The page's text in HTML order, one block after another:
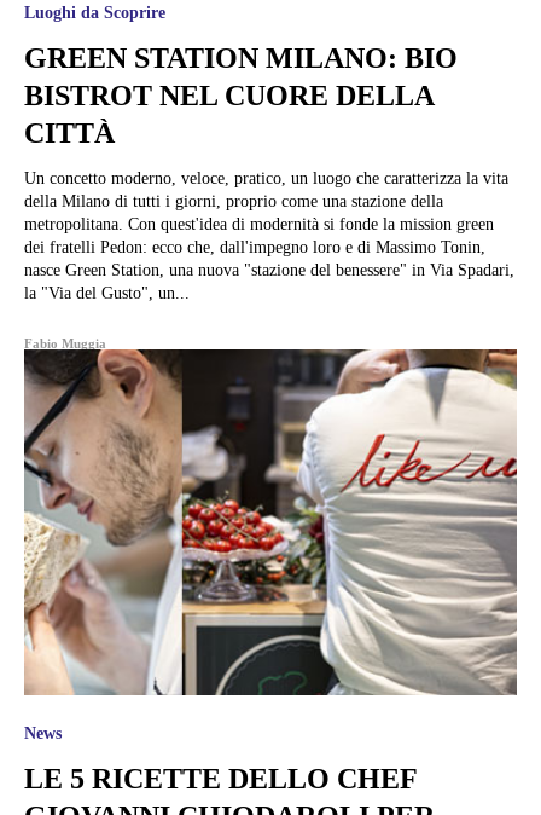
Luoghi da Scoprire
GREEN STATION MILANO: BIO
BISTROT NEL CUORE DELLA
CITTÀ
Un concetto moderno, veloce, pratico, un luogo che caratterizza la vita
della Milano di tutti i giorni, proprio come una stazione della
metropolitana. Con quest'idea di modernità si fonde la mission green
dei fratelli Pedon: ecco che, dall'impegno loro e di Massimo Tonin,
nasce Green Station, una nuova "stazione del benessere" in Via Spadari,
la "Via del Gusto", un...
Fabio Muggia
News
LE 5 RICETTE DELLO CHEF